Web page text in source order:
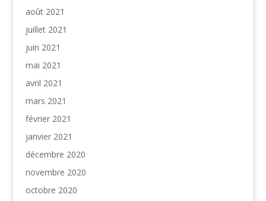
août 2021
juillet 2021
juin 2021
mai 2021
avril 2021
mars 2021
février 2021
janvier 2021
décembre 2020
novembre 2020
octobre 2020